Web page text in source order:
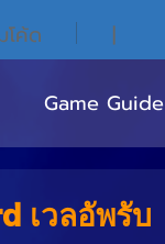
โค้ด |
Game Guide
เวลอัพรับ